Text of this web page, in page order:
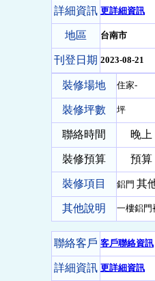
詳細資訊 更詳細資訊
地區 台南市
刊登日期 2023-08-21
裝修場地 住家-
裝修坪數 坪
聯絡時間 晚上
裝修預算 預算
裝修項目 鋁門 其
其他說明 一樓鋁門
聯絡客戶 客戶聯絡資訊
詳細資訊 更詳細資訊